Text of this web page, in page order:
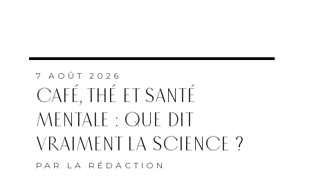
7 AOÛT 2026
CAFÉ, THÉ ET SANTÉ
MENTALE : QUE DIT
VRAIMENT LA SCIENCE ?
PAR LA RÉDACTION